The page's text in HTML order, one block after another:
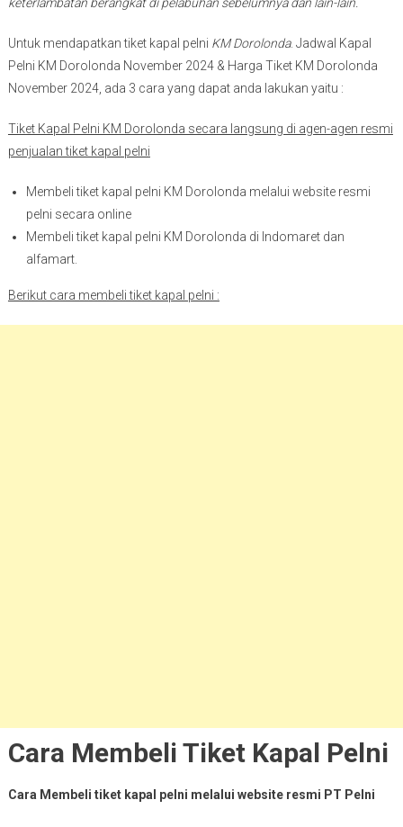
keterlambatan berangkat di pelabuhan sebelumnya dan lain-lain.
Untuk mendapatkan tiket kapal pelni KM Dorolonda. Jadwal Kapal
Pelni KM Dorolonda November 2024 & Harga Tiket KM Dorolonda
November 2024, ada 3 cara yang dapat anda lakukan yaitu :
Tiket Kapal Pelni KM Dorolonda secara langsung di agen-agen resmi
penjualan tiket kapal pelni
Membeli tiket kapal pelni KM Dorolonda melalui website resmi
pelni secara online
Membeli tiket kapal pelni KM Dorolonda di Indomaret dan
alfamart.
Berikut cara membeli tiket kapal pelni :
Cara Membeli Tiket Kapal Pelni
Cara Membeli tiket kapal pelni melalui website resmi PT Pelni